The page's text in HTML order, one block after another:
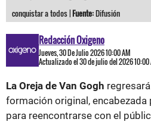
conquistar a todos |Fuente:Difusión
Redacción Oxigeno
Jueves, 30 De Julio 2026 10:00 AM
Actualizado el 30 de julio del 2026 10:00
La Oreja de Van Gogh
formación original, encabezada
para reencontrarse con el